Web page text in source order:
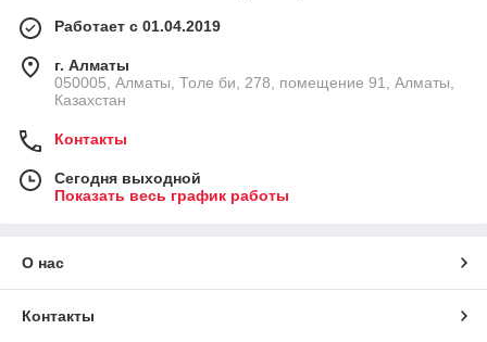
Работает с 01.04.2019
г. Алматы
050005, Алматы, Толе би, 278, помещение 91, Алматы,
Казахстан
Контакты
Сегодня выходной
Показать весь график работы
О нас
Контакты